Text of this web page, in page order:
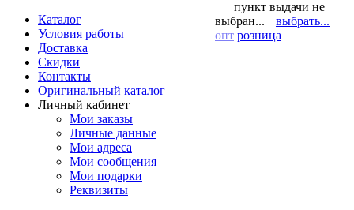
Каталог
Условия работы
Доставка
Скидки
Контакты
Оригинальный каталог
Личный кабинет
Мои заказы
Личные данные
Мои адреса
Мои сообщения
Мои подарки
Реквизиты
пункт выдачи не
выбран...
выбрать...
опт розница